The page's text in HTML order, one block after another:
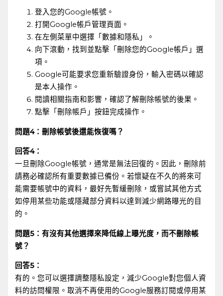
登入您的Google帳號。
打開Google帳戶管理頁面。
在左側菜單中選擇「數據和隱私」。
向下滾動，找到並點擊「刪除您的Google帳戶」選
項。
Google可能要求您重新驗證身份，輸入密碼以確認
是本人操作。
閱讀相關指南和影響，確認了解刪除帳號的後果。
點擊「刪除帳戶」按鈕完成操作。
問題4：刪除帳號後還能恢復嗎？
回答4：
一旦刪除Google帳號，通常是無法回復的。因此，刪除前
請務必確認所有重要數據已備份。若懷疑在不久的將來可
能需要帳號中的資料，最好先暫緩刪除，或嘗試其他方式
如停用某些功能或隱藏部分資料以達到減少網路曝光的目
的。
問題5：有沒有其他選擇來降低線上曝光度，而不刪除帳
號？
回答5：
有的。您可以選擇調整隱私設定，減少Google對您個人資
料的訪問權限。取消不再使用的Google服務訂閱或停用某